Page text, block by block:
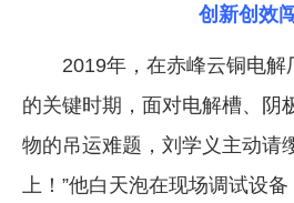
创新创效
2019年，在赤峰云铜电
的关键时期，面对电解槽、阴
物的吊运难题，刘学义主动请
上！”他白天泡在现场调试设